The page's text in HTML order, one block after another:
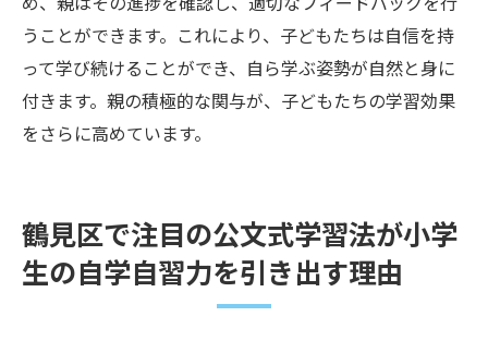
うことができます。これにより、子どもたちは自信を持
って学び続けることができ、自ら学ぶ姿勢が自然と身に
付きます。親の積極的な関与が、子どもたちの学習効果
をさらに高めています。
鶴見区で注目の公文式学習法が小学
生の自学自習力を引き出す理由